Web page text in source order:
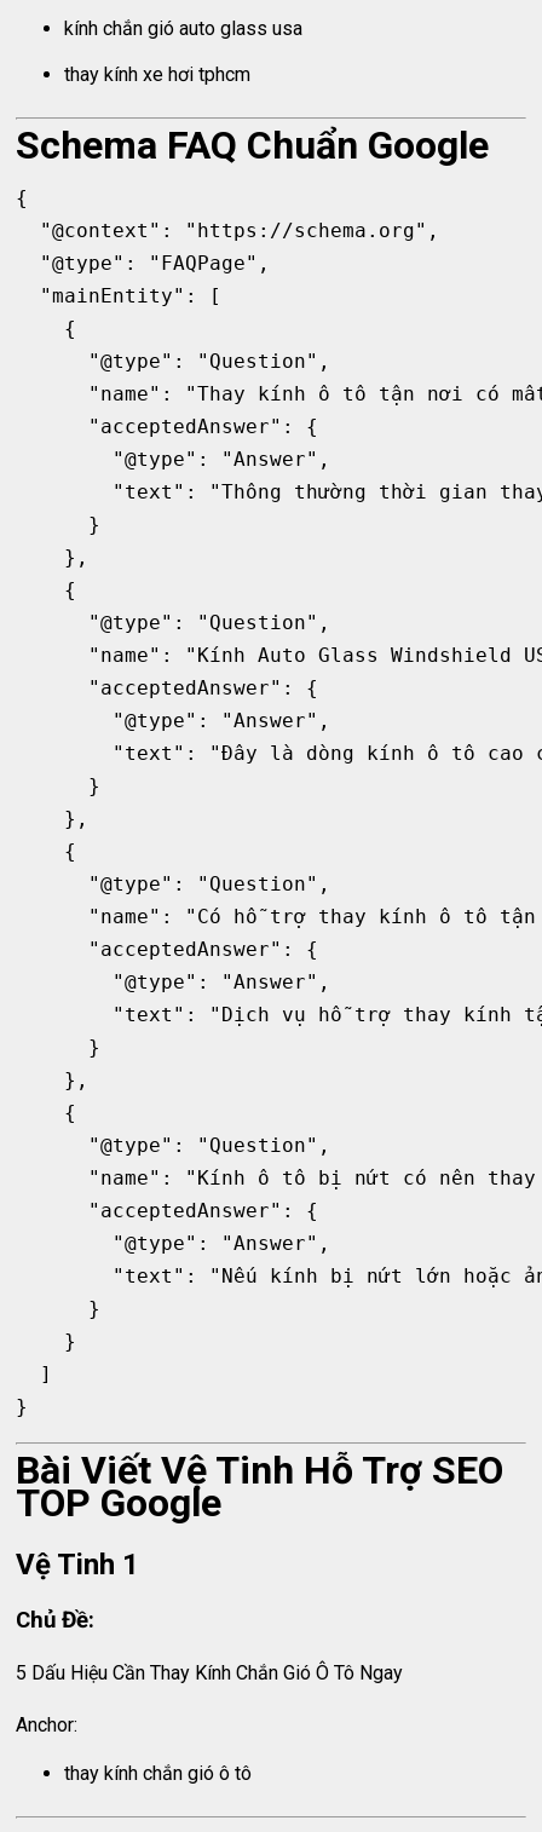
kính chắn gió auto glass usa
thay kính xe hơi tphcm
Schema FAQ Chuẩn Google
{
  "@context": "https://schema.org",
  "@type": "FAQPage",
  "mainEntity": [
    {
      "@type": "Question",
"name": "Thay kính ô tô tận nơi có
      "acceptedAnswer": {
        "@type": "Answer",
"text": "Thông thường thời gian
      }
    },
    {
      "@type": "Question",
"name": "Kính Auto Glass Windshield
      "acceptedAnswer": {
        "@type": "Answer",
"text": "Đây là dòng kính ô tô cao
      }
    },
    {
      "@type": "Question",
"name": "Có hỗ trợ thay kính ô tô
      "acceptedAnswer": {
        "@type": "Answer",
"text": "Dịch vụ hỗ trợ thay kính
      }
    },
    {
      "@type": "Question",
"name": "Kính ô tô bị nứt có nên
      "acceptedAnswer": {
        "@type": "Answer",
"text": "Nếu kính bị nứt lớn hoặc
      }
    }
  ]
Bài Viết Vệ Tinh Hỗ Trợ SEO
TOP Google
Vệ Tinh 1
Chủ Đề:
5 Dấu Hiệu Cần Thay Kính Chắn Gió Ô Tô Ngay
Anchor:
thay kính chắn gió ô tô